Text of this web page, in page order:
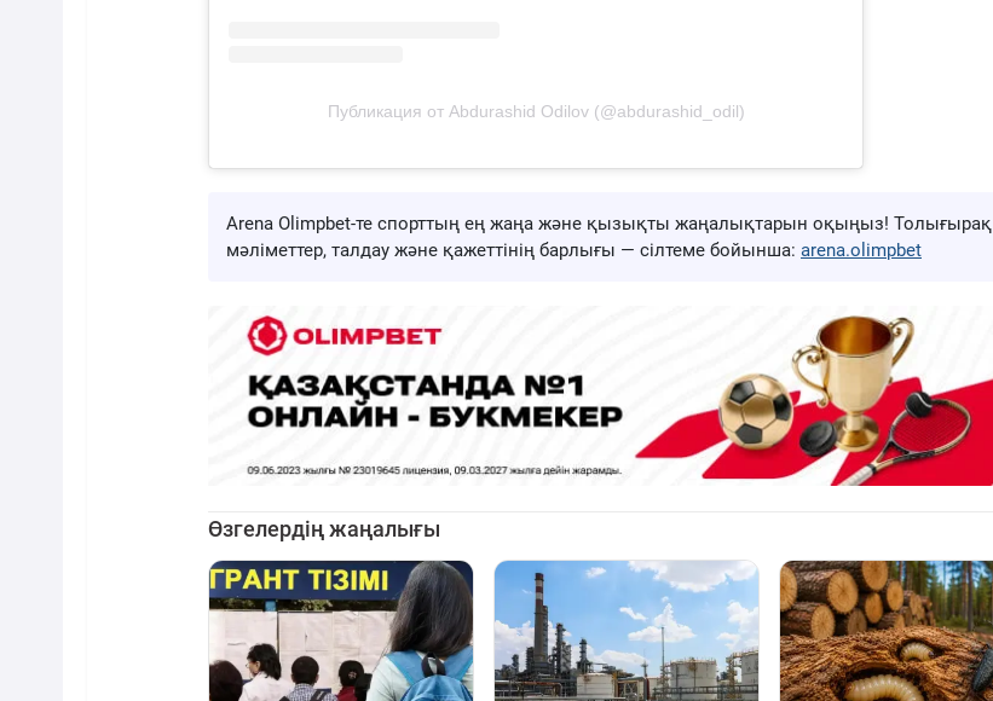
Публикация от Abdurashid Odilov (@abdurashid_odil)
Arena Olimpbet-те спорттың ең жаңа және қызықты жаңалықтарын оқыңыз! Толығырақ
мәліметтер, талдау және қажеттінің барлығы — сілтеме бойынша: arena.olimpbet